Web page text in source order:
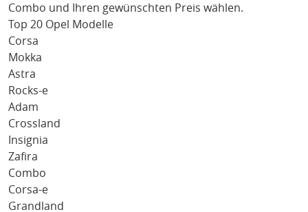
Combo und Ihren gewünschten Preis wählen.
Top 20 Opel Modelle
Corsa
Mokka
Astra
Rocks-e
Adam
Crossland
Insignia
Zafira
Combo
Corsa-e
Grandland